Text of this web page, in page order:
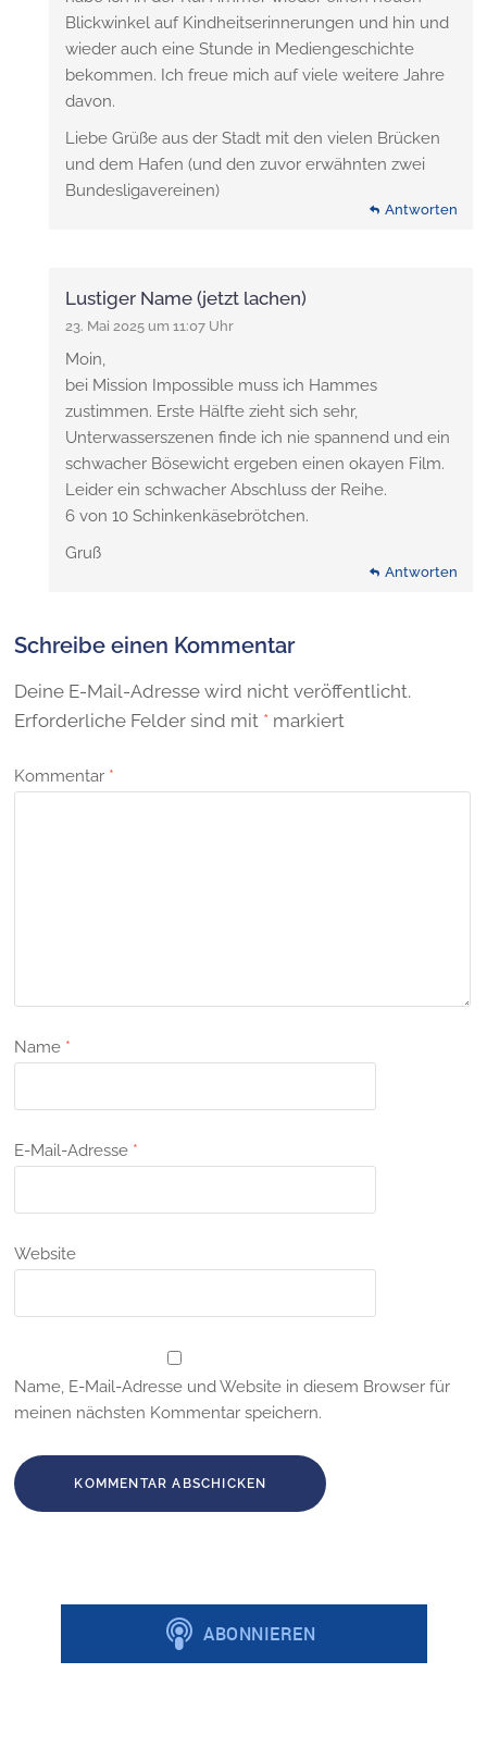
Blickwinkel auf Kindheitserinnerungen und hin und
wieder auch eine Stunde in Mediengeschichte
bekommen. Ich freue mich auf viele weitere Jahre
davon.
Liebe Grüße aus der Stadt mit den vielen Brücken
und dem Hafen (und den zuvor erwähnten zwei
Bundesligavereinen)
Antworten
Lustiger Name (jetzt lachen)
23. Mai 2025 um 11:07 Uhr
Moin,
bei Mission Impossible muss ich Hammes
zustimmen. Erste Hälfte zieht sich sehr,
Unterwasserszenen finde ich nie spannend und ein
schwacher Bösewicht ergeben einen okayen Film.
Leider ein schwacher Abschluss der Reihe.
6 von 10 Schinkenkäsebrötchen.
Gruß
Antworten
Schreibe einen Kommentar
Deine E-Mail-Adresse wird nicht veröffentlicht.
Erforderliche Felder sind mit * markiert
Kommentar *
Name *
E-Mail-Adresse *
Website
Name, E-Mail-Adresse und Website in diesem Browser für
meinen nächsten Kommentar speichern.